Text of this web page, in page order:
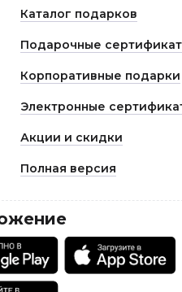
Каталог подарков
Подарочные
Корпоративные подарки
Электронные
Акции и скидки
Полная версия